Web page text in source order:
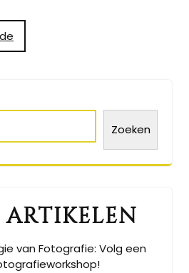
Zoeken
artikelen
van Fotografie: Volg een